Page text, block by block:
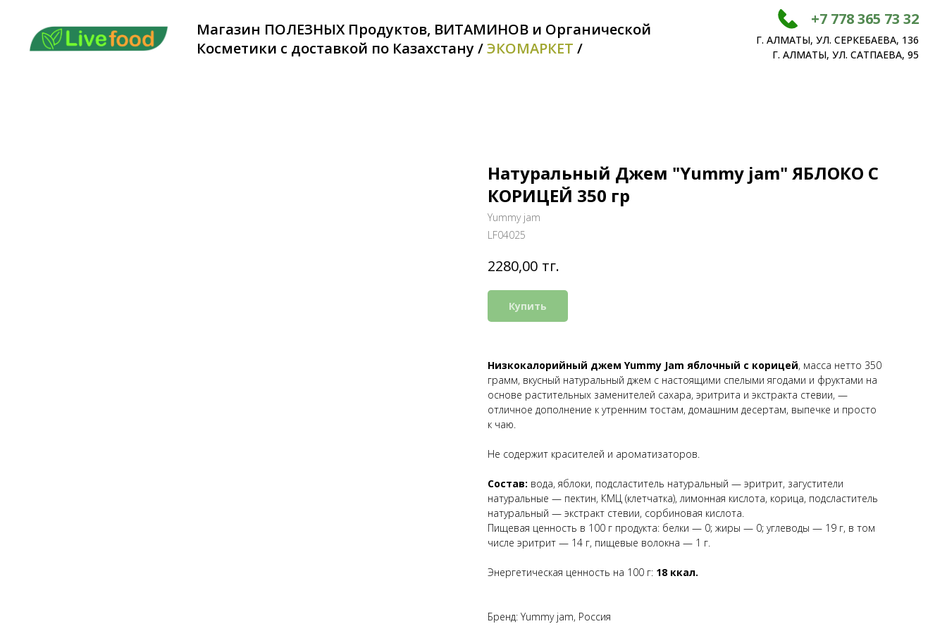
Магазин ПОЛЕЗНЫХ Продуктов, ВИТАМИНОВ и Органической
Косметики с доставкой по Казахстану /ЭКОМАРКЕТ /
+7 778 365 73 32
Г. АЛМАТЫ, УЛ. СЕРКЕБАЕВА, 136
Г. АЛМАТЫ, УЛ. САТПАЕВА, 95
Натуральный Джем "Yummy jam" ЯБЛОКО С
КОРИЦЕЙ 350 гр
Yummy jam
LF04025
2280,00 тг.
Купить
Низкокалорийный джем Yummy Jam яблочный с корицей, масса нетто 350
грамм, вкусный натуральный джем с настоящими спелыми ягодами и фруктами на
основе растительных заменителей сахара, эритрита и экстракта стевии, —
отличное дополнение к утренним тостам, домашним десертам, выпечке и просто
к чаю.
Не содержит красителей и ароматизаторов.
Состав: вода, яблоки, подсластитель натуральный — эритрит, загустители
натуральные — пектин, КМЦ (клетчатка), лимонная кислота, корица, подсластитель
натуральный — экстракт стевии, сорбиновая кислота.
Пищевая ценность в 100 г продукта: белки — 0; жиры — 0; углеводы — 19 г, в том
числе эритрит — 14 г, пищевые волокна — 1 г.
Энергетическая ценность на 100 г: 18 ккал.
Бренд: Yummy jam, Россия